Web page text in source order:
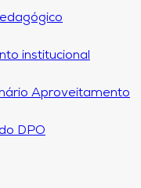
institucional
Aproveitamento
DPO